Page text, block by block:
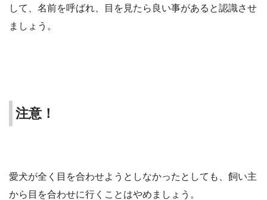
して、名前を呼ばれ、目を見たら良い事があると認識させ
ましょう。
注意！
愛犬が全く目を合わせようとしなかったとしても、飼い主
から目を合わせに行くことはやめましょう。